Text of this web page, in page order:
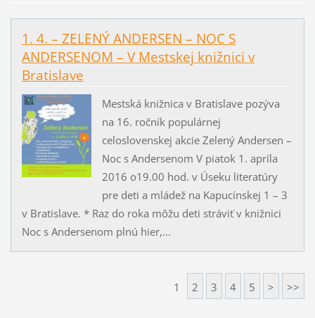
1. 4. – ZELENÝ ANDERSEN – NOC S
ANDERSENOM – V Mestskej knižnici v
Bratislave
Mestská knižnica v Bratislave pozýva
na 16. ročník populárnej
celoslovenskej akcie Zelený Andersen –
Noc s Andersenom V piatok 1. apríla
2016 o19.00 hod. v Úseku literatúry
pre deti a mládež na Kapucínskej 1 – 3
v Bratislave. * Raz do roka môžu deti stráviť v knižnici
Noc s Andersenom plnú hier,...
1 2 3 4 5 > >>